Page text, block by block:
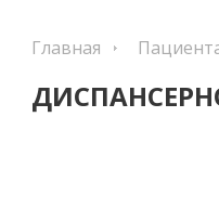
Главная